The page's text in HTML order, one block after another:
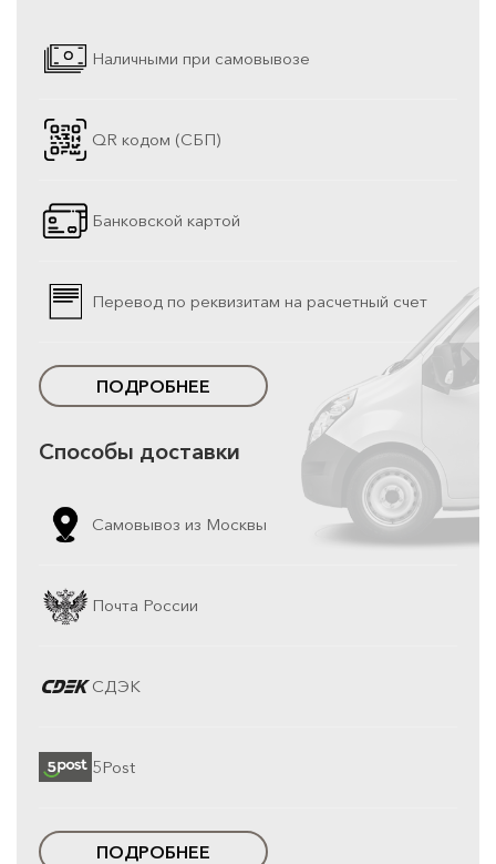
Наличными при самовывозе
QR кодом (СБП)
Банковской картой
Перевод по реквизитам на расчетный счет
ПОДРОБНЕЕ
Способы доставки
Самовывоз из Москвы
Почта России
СДЭК
5Post
ПОДРОБНЕЕ